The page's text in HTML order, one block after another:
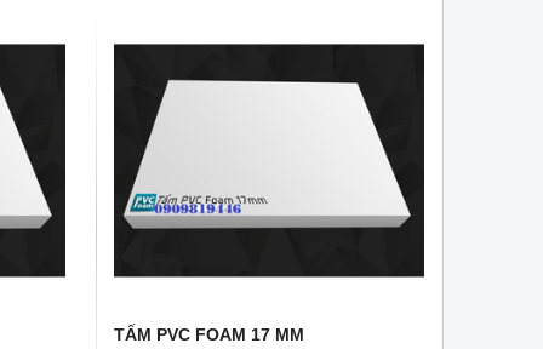
TẤM PVC FOAM 17 MM